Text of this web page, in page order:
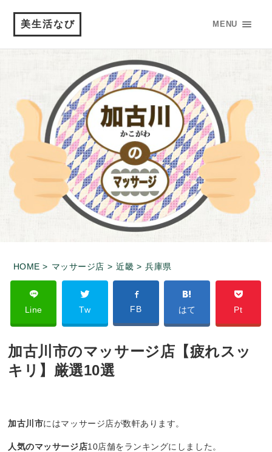
美生活なび MENU
HOME > マッサージ店 > 近畿 > 兵庫県
Line Tw FB はて Pt
加古川市のマッサージ店【疲れスッ
キリ】厳選10選
加古川市にはマッサージ店が数軒あります。
人気のマッサージ店10店舗をランキングにしました。